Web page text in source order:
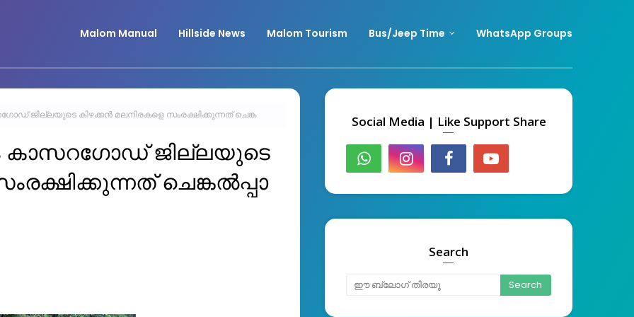
Malom Manual Hillside News Malom Tourism Bus/Jeep Time WhatsApp Groups
ജില്ലയുടെ കിഴക്കൻ മ​ല​നിരകളെ സം​ര​ക്ഷി​ക്കു​ന്ന​ത് ചെ​ങ്ക​
കാസറഗോഡ് ജില്ലയുടെ
ചെ​ങ്ക​ല്‍പ്പാ​
Social Media | Like Support Share
Search